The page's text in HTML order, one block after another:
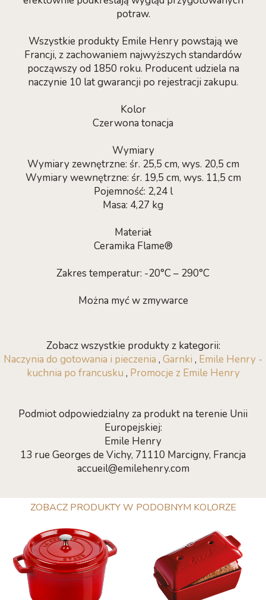
potraw.
Wszystkie produkty Emile Henry powstają we
Francji, z zachowaniem najwyższych standardów
począwszy od 1850 roku. Producent udziela na
naczynie 10 lat gwarancji po rejestracji zakupu.
Kolor
Czerwona tonacja
Wymiary
Wymiary zewnętrzne: śr. 25,5 cm, wys. 20,5 cm
Wymiary wewnętrzne: śr. 19,5 cm, wys. 11,5 cm
Pojemność: 2,24 l
Masa: 4,27 kg
Materiał
Ceramika Flame®
Zakres temperatur: -20°C – 290°C
Można myć w zmywarce
Zobacz wszystkie produkty z kategorii:
Naczynia do gotowania i pieczenia , Garnki , Emile Henry -
kuchnia po francusku , Promocje z Emile Henry
Podmiot odpowiedzialny za produkt na terenie Unii
Europejskiej:
Emile Henry
13 rue Georges de Vichy, 71110 Marcigny, Francja
accueil@emilehenry.com
ZOBACZ PRODUKTY W PODOBNYM KOLORZE